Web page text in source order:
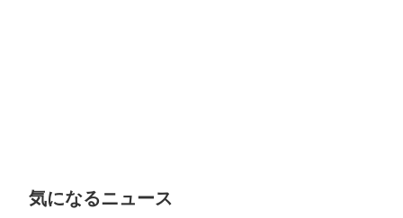
気になるニュース